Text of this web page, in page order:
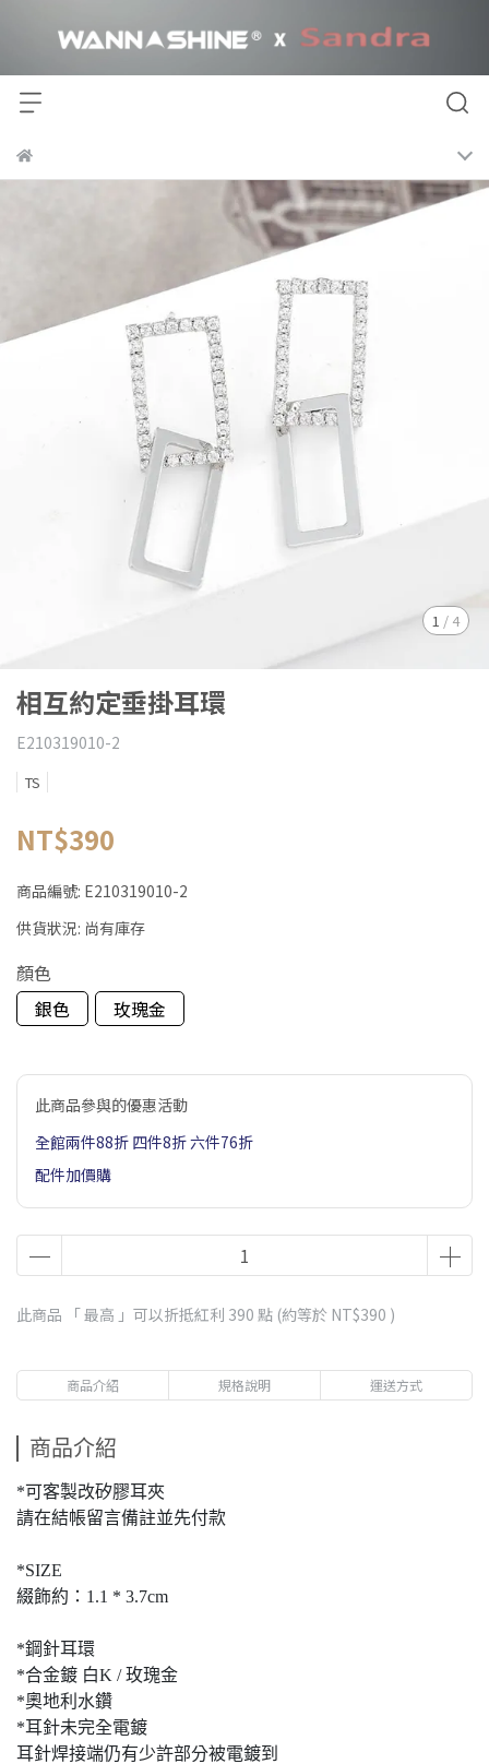
1 / 4
相互約定垂掛耳環
E210319010-2
TS
NT$390
商品編號: E210319010-2
供貨狀況: 尚有庫存
顏色
銀色
玫瑰金
此商品參與的優惠活動
全館兩件88折 四件8折 六件76折
配件加價購
此商品 「 最高 」可以折抵紅利 390 點 (約等於 NT$390 )
商品介紹 規格說明 運送方式
商品介紹
*可客製改矽膠耳夾
請在結帳留言備註並先付款
*SIZE
綴飾約：1.1 * 3.7cm
*鋼針耳環
*合金鍍 白K / 玫瑰金
*奧地利水鑽
*耳針未完全電鍍
耳針焊接端仍有少許部分被電鍍到